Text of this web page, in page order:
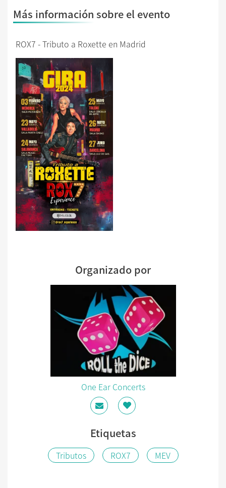
Más información sobre el evento
ROX7 - Tributo a Roxette en Madrid
Organizado por
One Ear Concerts
Etiquetas
Tributos ROX7 MEV